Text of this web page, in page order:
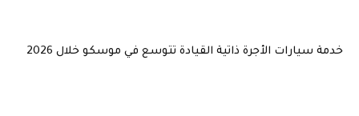
خدمة سيارات الأجرة ذاتية القيادة تتوسع في موسكو خلال 2026